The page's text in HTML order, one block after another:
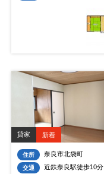
貸家 新着
住所 奈良市北袋町
交通 近鉄奈良駅徒歩10分